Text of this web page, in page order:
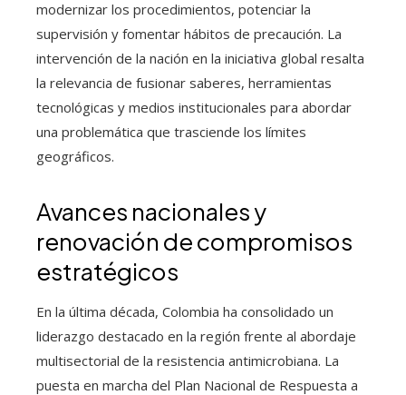
modernizar los procedimientos, potenciar la
supervisión y fomentar hábitos de precaución. La
intervención de la nación en la iniciativa global resalta
la relevancia de fusionar saberes, herramientas
tecnológicas y medios institucionales para abordar
una problemática que trasciende los límites
geográficos.
Avances nacionales y
renovación de compromisos
estratégicos
En la última década, Colombia ha consolidado un
liderazgo destacado en la región frente al abordaje
multisectorial de la resistencia antimicrobiana. La
puesta en marcha del Plan Nacional de Respuesta a